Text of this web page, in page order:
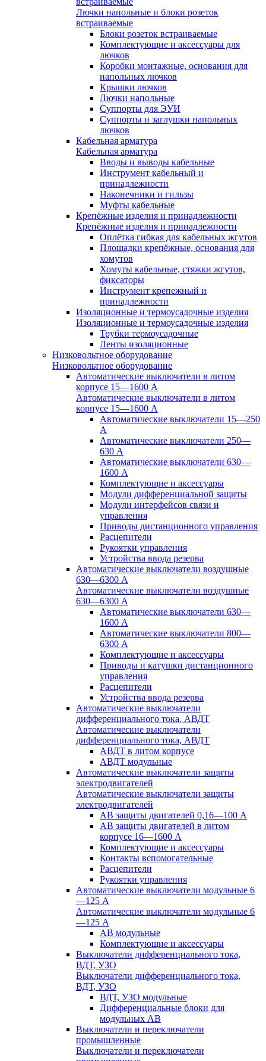
Лючки напольные и блоки розеток
встраиваемые
Блоки розеток встраиваемые
Комплектующие и аксессуары для
лючков
Коробки монтажные, основания для
напольных лючков
Крышки лючков
Лючки напольные
Суппорты для ЭУИ
Суппорты и заглушки напольных
лючков
Кабельная арматура
Кабельная арматура
Вводы и выводы кабельные
Инструмент кабельный и
принадлежности
Наконечники и гильзы
Муфты кабельные
Крепёжные изделия и принадлежности
Крепёжные изделия и принадлежности
Оплётка гибкая для кабельных жгутов
Площадки крепёжные, основания для
хомутов
Хомуты кабельные, стяжки жгутов,
фиксаторы
Инструмент крепежный и
принадлежности
Изоляционные и термоусадочные изделия
Изоляционные и термоусадочные изделия
Трубки термоусадочные
Ленты изоляционные
Низковольтное оборудование
Низковольтное оборудование
Автоматические выключатели в литом
корпусе 15—1600 А
Автоматические выключатели в литом
корпусе 15—1600 А
Автоматические выключатели 15—250
А
Автоматические выключатели 250—
630 А
Автоматические выключатели 630—
1600 А
Комплектующие и аксессуары
Модули дифференциальной защиты
Модули интерфейсов связи и
управления
Приводы дистанционного управления
Расцепители
Рукоятки управления
Устройства ввода резерва
Автоматические выключатели воздушные
630—6300 А
Автоматические выключатели воздушные
630—6300 А
Автоматические выключатели 630—
1600 А
Автоматические выключатели 800—
6300 А
Комплектующие и аксессуары
Приводы и катушки дистанционного
управления
Расцепители
Устройства ввода резерва
Автоматические выключатели
дифференциального тока, АВДТ
Автоматические выключатели
дифференциального тока, АВДТ
АВДТ в литом корпусе
АВДТ модульные
Автоматические выключатели защиты
электродвигателей
Автоматические выключатели защиты
электродвигателей
АВ защиты двигателей 0,16—100 А
АВ защиты двигателей в литом
корпусе 16—1600 А
Комплектующие и аксессуары
Контакты вспомогательные
Расцепители
Рукоятки управления
Автоматические выключатели модульные 6
—125 А
Автоматические выключатели модульные 6
—125 А
АВ модульные
Комплектующие и аксессуары
Выключатели дифференциального тока,
ВДТ, УЗО
Выключатели дифференциального тока,
ВДТ, УЗО
ВДТ, УЗО модульные
Дифференциальные блоки для
модульных АВ
Выключатели и переключатели
промышленные
Выключатели и переключатели